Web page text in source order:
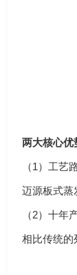
两大核心优
（1）工艺
迈源板式蒸
（2）十年
相比传统的